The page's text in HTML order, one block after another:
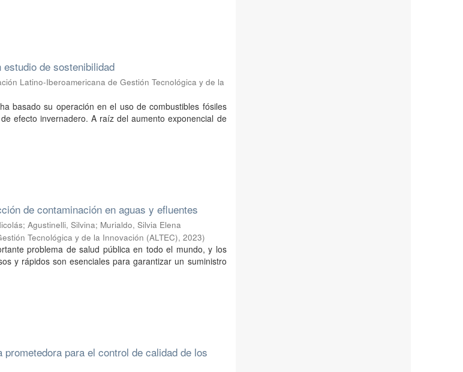
de sostenibilidad
Latino-Iberoamericana de Gestión Tecnológica y de la
basado su operación en el uso de combustibles fósiles
efecto invernadero. A raíz del aumento exponencial de
de contaminación en aguas y efluentes
;Agustinelli, Silvina; Murialdo, Silvia Elena
Tecnológica y de la Innovación (ALTEC),2023)
problema de salud pública en todo el mundo, y los
y rápidos son esenciales para garantizar un suministro
para el control de calidad de los